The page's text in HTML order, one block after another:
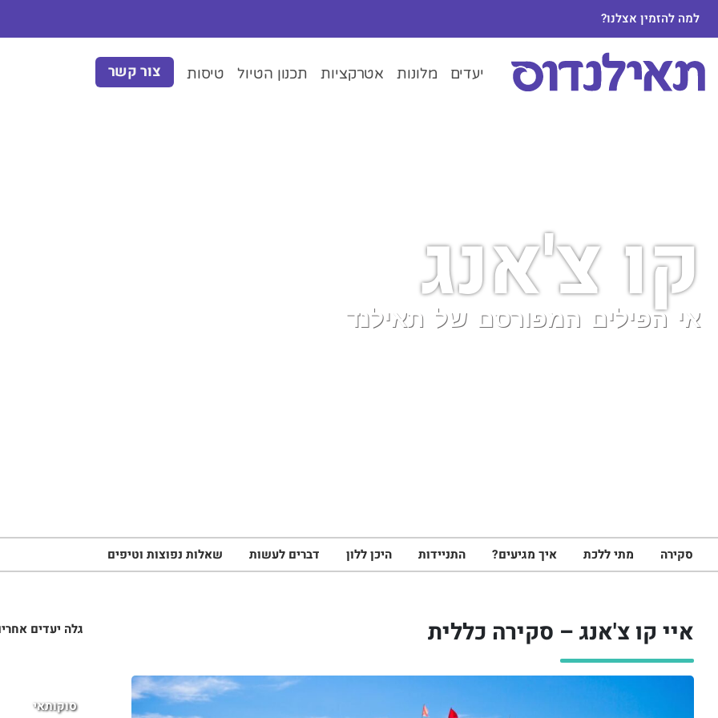
למה להזמין אצלנו?
יעדים מלונות אטרקציות תכנון הטיול טיסות צור קשר
קו צ'אנג
אי הפילים המפורסם של תאילנד
סקירה מתי ללכת איך מגיעים? התניידות היכן ללון דברים לעשות שאלות נפוצות וטיפים
איי קו צ'אנג – סקירה כללית גלה יעדים
סוקותאי